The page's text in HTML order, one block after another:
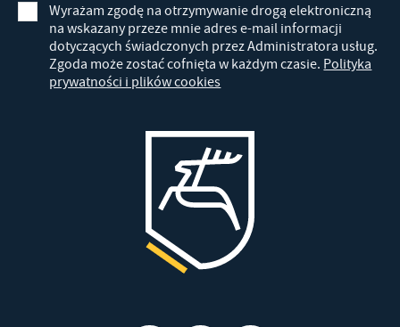
Wyrażam zgodę na otrzymywanie drogą elektroniczną
na wskazany przeze mnie adres e-mail informacji
dotyczących świadczonych przez Administratora usług.
Zgoda może zostać cofnięta w każdym czasie. Polityka
prywatności i plików cookies